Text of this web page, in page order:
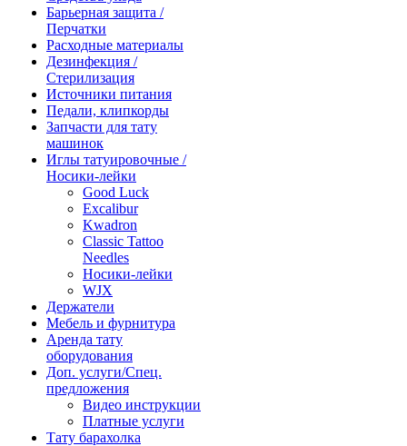
Барьерная защита /
Перчатки
Расходные материалы
Дезинфекция /
Стерилизация
Источники питания
Педали, клипкорды
Запчасти для тату
машинок
Иглы татуировочные /
Носики-лейки
Good Luck
Excalibur
Kwadron
Classic Tattoo
Needles
Носики-лейки
WJX
Держатели
Мебель и фурнитура
Аренда тату
оборудования
Доп. услуги/Спец.
предложения
Видео инструкции
Платные услуги
Тату барахолка